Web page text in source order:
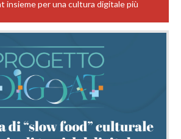
insieme per una cultura digitale più